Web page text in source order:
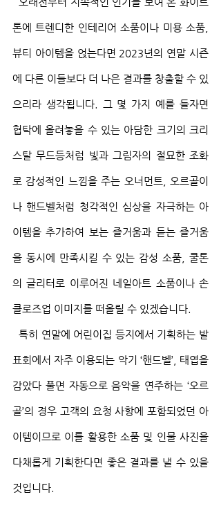
톤에 트렌디한 인테리어 소품이나 미용 소품,
뷰티 아이템을 얹는다면 2023년의 연말 시즌
에 다른 이들보다 더 나은 결과를 창출할 수 있
으리라 생각됩니다. 그 몇 가지 예를 들자면
협탁에 올려놓을 수 있는 아담한 크기의 크리
스탈 무드등처럼 빛과 그림자의 절묘한 조화
로 감성적인 느낌을 주는 오너먼트, 오르골이
나 핸드벨처럼 청각적인 심상을 자극하는 아
이템을 추가하여 보는 즐거움과 듣는 즐거움
을 동시에 만족시킬 수 있는 감성 소품, 쿨톤
의 글리터로 이루어진 네일아트 소품이나 손
클로즈업 이미지를 떠올릴 수 있겠습니다.
  특히 연말에 어린이집 등지에서 기획하는 발
표회에서 자주 이용되는 악기 ‘핸드벨’, 태엽을
감았다 풀면 자동으로 음악을 연주하는 ‘오르
골’의 경우 고객의 요청 사항에 포함되었던 아
이템이므로 이를 활용한 소품 및 인물 사진을
다채롭게 기획한다면 좋은 결과를 낼 수 있을
것입니다.